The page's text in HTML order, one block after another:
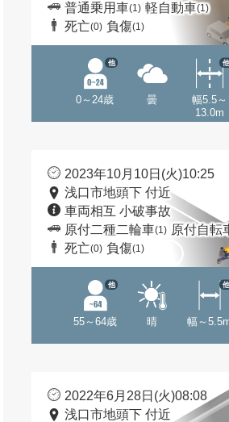
普通乗用車(1) 軽自動車(1)
死亡(0) 負傷(1)
0～24歳
他
曇
幅5.5～
13.0m
他
2023年10月10日(火)10:25
浅口市地頭下 付近
車両相互 小破事故
原付二種二輪車(1) 原付自転
死亡(0) 負傷(1)
55～64歳
他
晴 幅～
他
2022年6月28日(火)08:08
浅口市地頭下 付近